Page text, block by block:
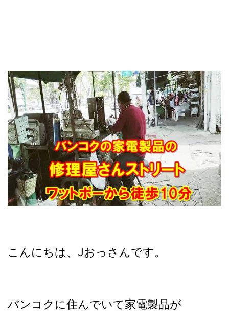
こんにちは、Jおっさんです。
バンコクに住んでいて家電製品が